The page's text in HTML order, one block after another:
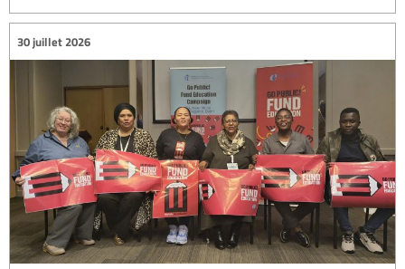
30 juillet 2026